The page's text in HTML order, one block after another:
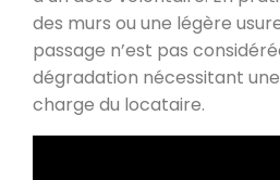
des murs ou une légère
passage n’est pas
dégradation nécessitant
charge du locataire.